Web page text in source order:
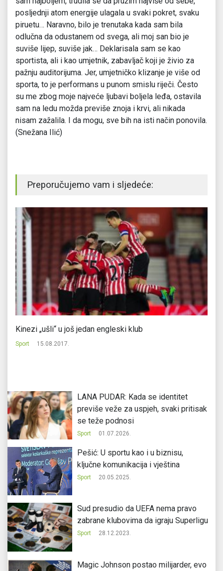
posljednji atom energije ulagala u svaki pokret, svaku
piruetu… Naravno, bilo je trenutaka kada sam bila
odlučna da odustanem od svega, ali moj san bio je
suviše lijep, suviše jak… Deklarisala sam se kao
sportista, ali i kao umjetnik, zabavljač koji je živio za
pažnju auditorijuma. Jer, umjetničko klizanje je više od
sporta, to je performans u punom smislu riječi. Često
su me zbog moje najveće ljubavi boljela leđa, ostavila
sam na ledu možda previše znoja i krvi, ali nikada
nisam zažalila. I da mogu, sve bih na isti način ponovila.
(Snežana Ilić)
Preporučujemo vam i sljedeće:
Kinezi „ušli“ u još jedan engleski klub
Sport 15.08.2017.
LANA PUDAR: Kada se identitet
previše veže za uspjeh, svaki pritisak
se teže podnosi
Sport 01.07.2026.
Pešić: U sportu kao i u biznisu,
ključne komunikacija i vještina
Sport 20.05.2025.
Sud presudio da UEFA nema pravo
zabrane klubovima da igraju Superligu
Sport 28.12.2023.
Magic Johnson postao milijarder, evo